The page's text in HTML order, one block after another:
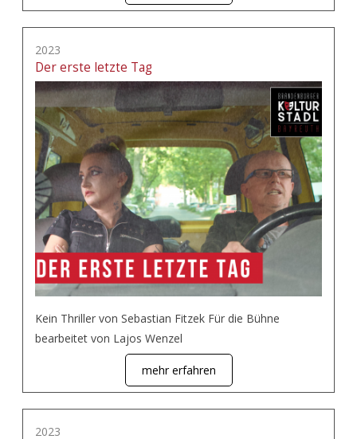
2023
Der erste letzte Tag
Kein Thriller von Sebastian Fitzek Für die Bühne
bearbeitet von Lajos Wenzel
mehr erfahren
2023